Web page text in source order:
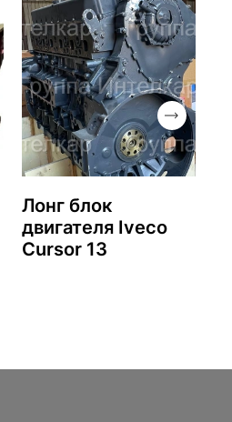
Лонг блок
двигателя Iveco
Cursor 13